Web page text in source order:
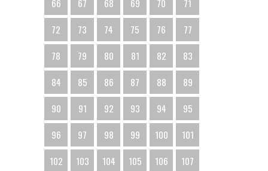
66
67 68 69 70
71
72
73 74 75 76
77
78
79 80 81 82
83
84
85 86 87 88
89
90
91 92 93 94
95
96
97 98 99 100
101
102
103 104 105 106
107